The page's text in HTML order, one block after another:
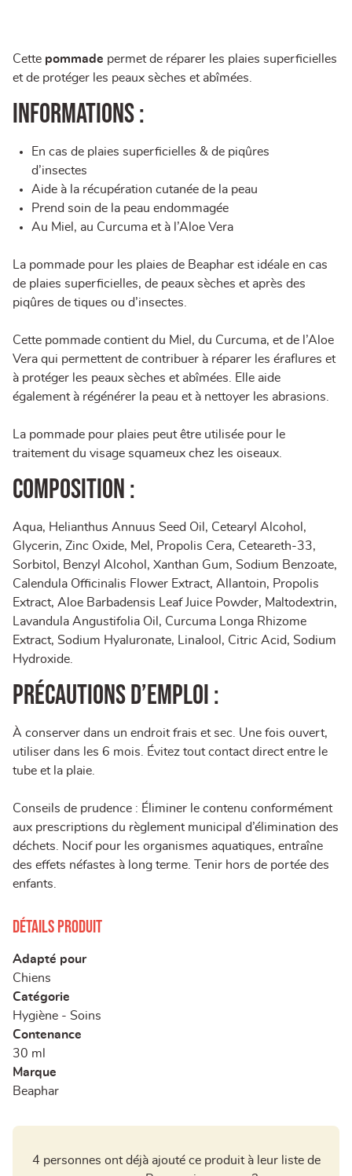
Cette pommade permet de réparer les plaies superficielles
et de protéger les peaux sèches et abîmées.
Informations :
En cas de plaies superficielles & de piqûres
d’insectes
Aide à la récupération cutanée de la peau
Prend soin de la peau endommagée
Au Miel, au Curcuma et à l’Aloe Vera
La pommade pour les plaies de Beaphar est idéale en cas
de plaies superficielles, de peaux sèches et après des
piqûres de tiques ou d’insectes.
Cette pommade contient du Miel, du Curcuma, et de l’Aloe
Vera qui permettent de contribuer à réparer les éraflures et
à protéger les peaux sèches et abîmées. Elle aide
également à régénérer la peau et à nettoyer les abrasions.
La pommade pour plaies peut être utilisée pour le
traitement du visage squameux chez les oiseaux.
Composition :
Aqua, Helianthus Annuus Seed Oil, Cetearyl Alcohol,
Glycerin, Zinc Oxide, Mel, Propolis Cera, Ceteareth-33,
Sorbitol, Benzyl Alcohol, Xanthan Gum, Sodium Benzoate,
Calendula Officinalis Flower Extract, Allantoin, Propolis
Extract, Aloe Barbadensis Leaf Juice Powder, Maltodextrin,
Lavandula Angustifolia Oil, Curcuma Longa Rhizome
Extract, Sodium Hyaluronate, Linalool, Citric Acid, Sodium
Hydroxide.
Précautions d’emploi :
À conserver dans un endroit frais et sec. Une fois ouvert,
utiliser dans les 6 mois. Évitez tout contact direct entre le
tube et la plaie.
Conseils de prudence : Éliminer le contenu conformément
aux prescriptions du règlement municipal d’élimination des
déchets. Nocif pour les organismes aquatiques, entraîne
des effets néfastes à long terme. Tenir hors de portée des
enfants.
Détails produit
Adapté pour
Chiens
Catégorie
Hygiène - Soins
Contenance
30 ml
Marque
Beaphar
4 personnes ont déjà ajouté ce produit à leur liste de